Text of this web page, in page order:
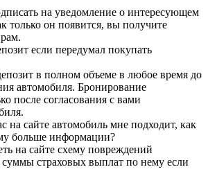
на уведомление о интересующем
только он появится, вы получите
если передумал покупать
в полном объеме в любое время до
автомобиля. Бронирование
после согласования с вами
на сайте автомобиль мне подходит, как
больше информации?
на сайте схему повреждений
суммы страховых выплат по нему если